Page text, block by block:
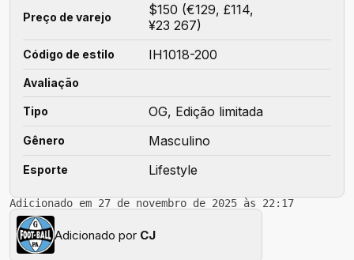
Preço de varejo
$150 (€129, £114,
¥23 267)
Código de estilo IH1018-200
Avaliação
Tipo OG, Edição limitada
Gênero Masculino
Esporte Lifestyle
Adicionado em 27 de novembro de 2025 às 22:17
Adicionado por CJ